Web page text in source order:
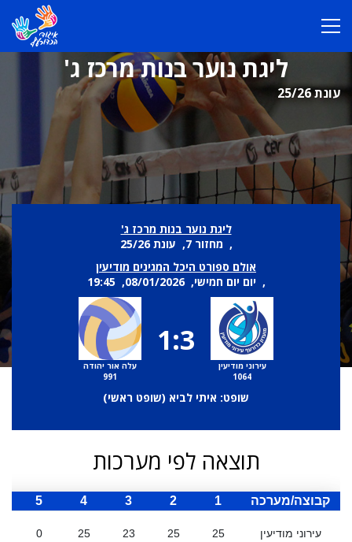
ליגת נוער בנות מרכז ג'
עונת 25/26
ליגת נוער בנות מרכז ג'
, מחזור 7, עונת 25/26
אולם ספורט היכל המגינים מודיעין
, יום יום חמישי, 08/01/2026, 19:45
עירוני מודיעין
1064
1:3
עלה אור יהודה
991
שופט: איתי לביא (שופט ראשי)
תוצאה לפי מערכות
קבוצה/מערכה 1
2
3
4
5
עירוני מודיעין 25
25
23
25
0